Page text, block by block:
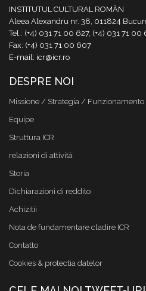
INSTITUTUL CULTURAL ROMÂN
Aleea Alexandru nr. 38, 011824
Tel.: (+4) 031 71 00 627, (+4) 031 71 00
Fax: (+4) 031 71 00 607
E-mail: icr@icr.ro
DESPRE NOI
Missione / Strategia / Funzionamento
Equipe
Struttura ICR
relazioni di attività
Storia
Dichiarazioni di reddito
Achizitii
Nota de fundamentare cladire ICR
Contatto
Cookies & protectia datelor